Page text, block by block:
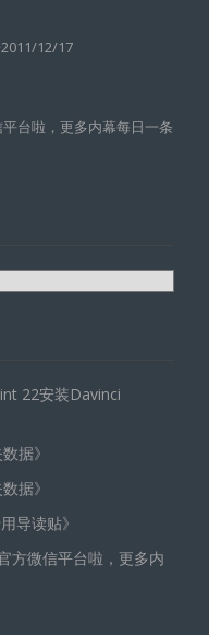
2011/12/17
平台啦，更多内幕每日一条
22安装Davinci
据》
据》
导读贴》
方微信平台啦，更多内